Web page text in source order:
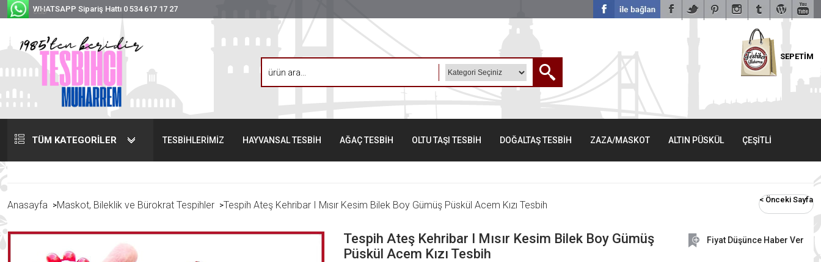
WHATSAPP Sipariş Hattı 0 534 617 17 27
USD
SEPETİM
TÜM KATEGORİLER TESBİHLERİMİZ HAYVANSAL TESBİH AĞAÇ TESBİH OLTU TAŞI TESBİH DOĞALTAŞ TESBİH ZAZA/MASKOT ALTIN PÜSKÜL ÇEŞİTLİ
Anasayfa >Maskot, Bileklik ve Bürokrat Tespihler >Tespih Ateş Kehribar I Mısır Kesim Bilek Boy Gümüş Püskül Acem Kızı Tesbih < Önceki Sayfa
Tespih Ateş Kehribar I Mısır Kesim Bilek Boy Gümüş
Püskül Acem Kızı Tesbih
Fiyat Düşünce Haber Ver